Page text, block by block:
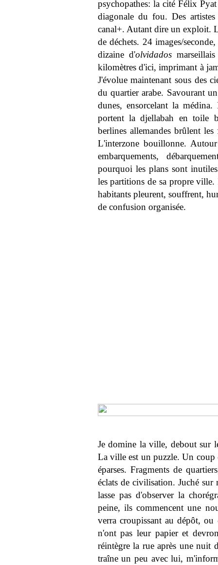
psychopathes: la cité Félix
diagonale du fou. Des
canal+. Autant dire un exploit.
de déchets. 24 images/
dizaine d'olvidados
kilomètres d'ici, imprimant à
J'évolue maintenant sous des
du quartier arabe. Savourant
dunes, ensorcelant la
portent la djellabah en toile
berlines allemandes brûlent
L'interzone bouillonne.
embarquements,
pourquoi les plans sont
les partitions de sa propre
habitants pleurent, souffrent,
de confusion organisée.
Je domine la ville, debout sur
La ville est un puzzle. Un coup
éparses. Fragments de
éclats de civilisation. Juché
lasse pas d'observer la
peine, ils commencent une
verra croupissant au dépôt,
n'ont pas leur papier et
réintègre la rue après une nuit
traîne un peu avec lui,